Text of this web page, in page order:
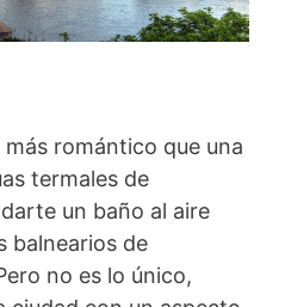
romántico que una
termales de
un baño al aire
balnearios de
no es lo único,